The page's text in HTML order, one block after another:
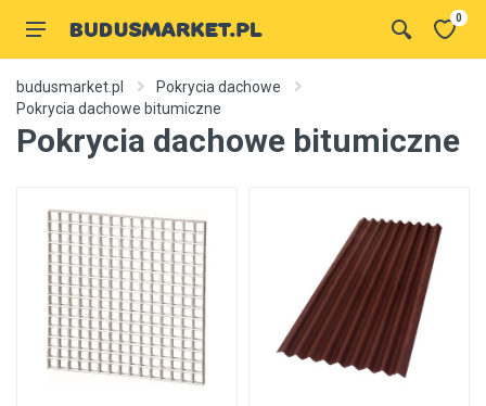
0
budusmarket.pl
Pokrycia dachowe
Pokrycia dachowe bitumiczne
Pokrycia dachowe bitumiczne